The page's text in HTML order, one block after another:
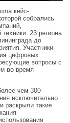
кейс-
собрались
23 региона
до
Участники
цифровых
вопросы с
во время
чем 300
исключительно
раскрыли такие